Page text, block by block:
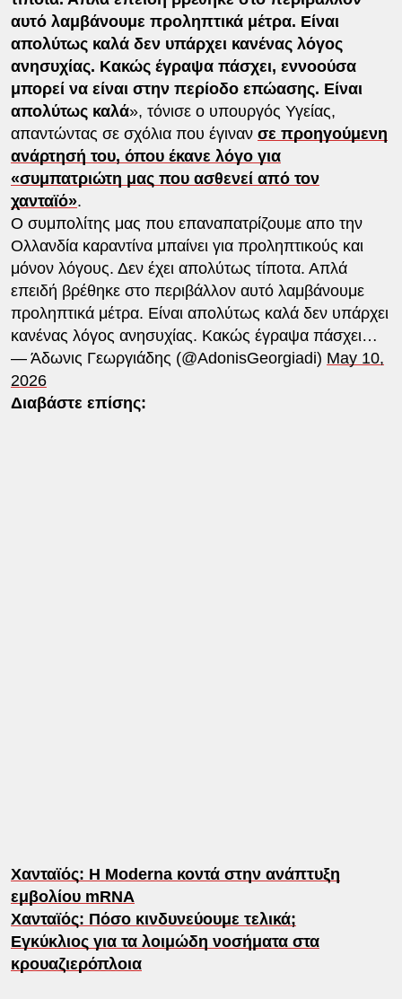
αυτό λαμβάνουμε προληπτικά μέτρα. Είναι
απολύτως καλά δεν υπάρχει κανένας λόγος
ανησυχίας. Κακώς έγραψα πάσχει, εννοούσα
μπορεί να είναι στην περίοδο επώασης. Είναι
απολύτως καλά», τόνισε ο υπουργός Υγείας,
απαντώντας σε σχόλια που έγιναν σε προηγούμενη
ανάρτησή του, όπου έκανε λόγο για
«συμπατριώτη μας που ασθενεί από τον
χανταϊό».
Ο συμπολίτης μας που επαναπατρίζουμε απο την
Ολλανδία καραντίνα μπαίνει για προληπτικούς και
μόνον λόγους. Δεν έχει απολύτως τίποτα. Απλά
επειδή βρέθηκε στο περιβάλλον αυτό λαμβάνουμε
προληπτικά μέτρα. Είναι απολύτως καλά δεν υπάρχει
κανένας λόγος ανησυχίας. Κακώς έγραψα πάσχει…
— Άδωνις Γεωργιάδης (@AdonisGeorgiadi) May 10,
2026
Διαβάστε επίσης:
Χανταϊός: Η Moderna κοντά στην ανάπτυξη
εμβολίου mRNA
Χανταϊός: Πόσο κινδυνεύουμε τελικά;
Εγκύκλιος για τα λοιμώδη νοσήματα στα
κρουαζιερόπλοια